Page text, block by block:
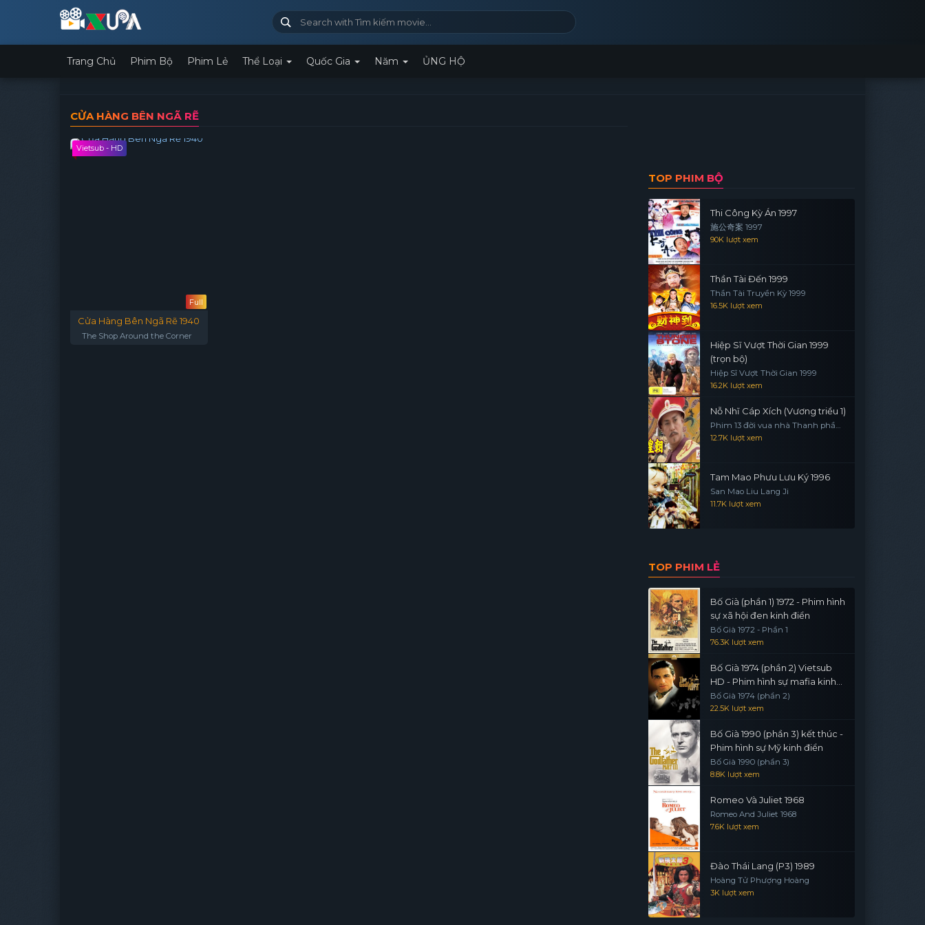
Trang Chủ Phim Bộ Phim Lẻ Thể Loại Quốc Gia Năm ỦNG HỘ
CỬA HÀNG BÊN NGÃ RẼ
Vietsub - HD
Full
Cửa Hàng Bên Ngã Rẽ 1940
The Shop Around the Corner
TOP PHIM BỘ
Thi Công Kỳ Án 1997
施公奇案 1997
90K lượt xem
Thần Tài Đến 1999
Thần Tài Truyền Kỳ 1999
16.5K lượt xem
Hiệp Sĩ Vượt Thời Gian 1999
(trọn bộ)
Hiệp Sĩ Vượt Thời Gian 1999
16.2K lượt xem
Nỗ Nhĩ Cáp Xích (Vương triều 1)
Phim 13 đời vua nhà Thanh phần
112.7K lượt xem
Tam Mao Phưu Lưu Ký 1996
San Mao Liu Lang Ji
11.7K lượt xem
TOP PHIM LẺ
Bố Già (phần 1) 1972 - Phim hình
sự xã hội đen kinh điển
Bố Già 1972 - Phần 1
76.3K lượt xem
Bố Già 1974 (phần 2) Vietsub
HD - Phim hình sự mafia kinh
điển
Bố Già 1974 (phần 2)
22.5K lượt xem
Bố Già 1990 (phần 3) kết thúc -
Phim hình sự Mỹ kinh điển
Bố Già 1990 (phần 3)
8.8K lượt xem
Romeo Và Juliet 1968
Romeo And Juliet 1968
7.6K lượt xem
Đào Thái Lang (P3) 1989
Hoàng Tử Phượng Hoàng
3K lượt xem